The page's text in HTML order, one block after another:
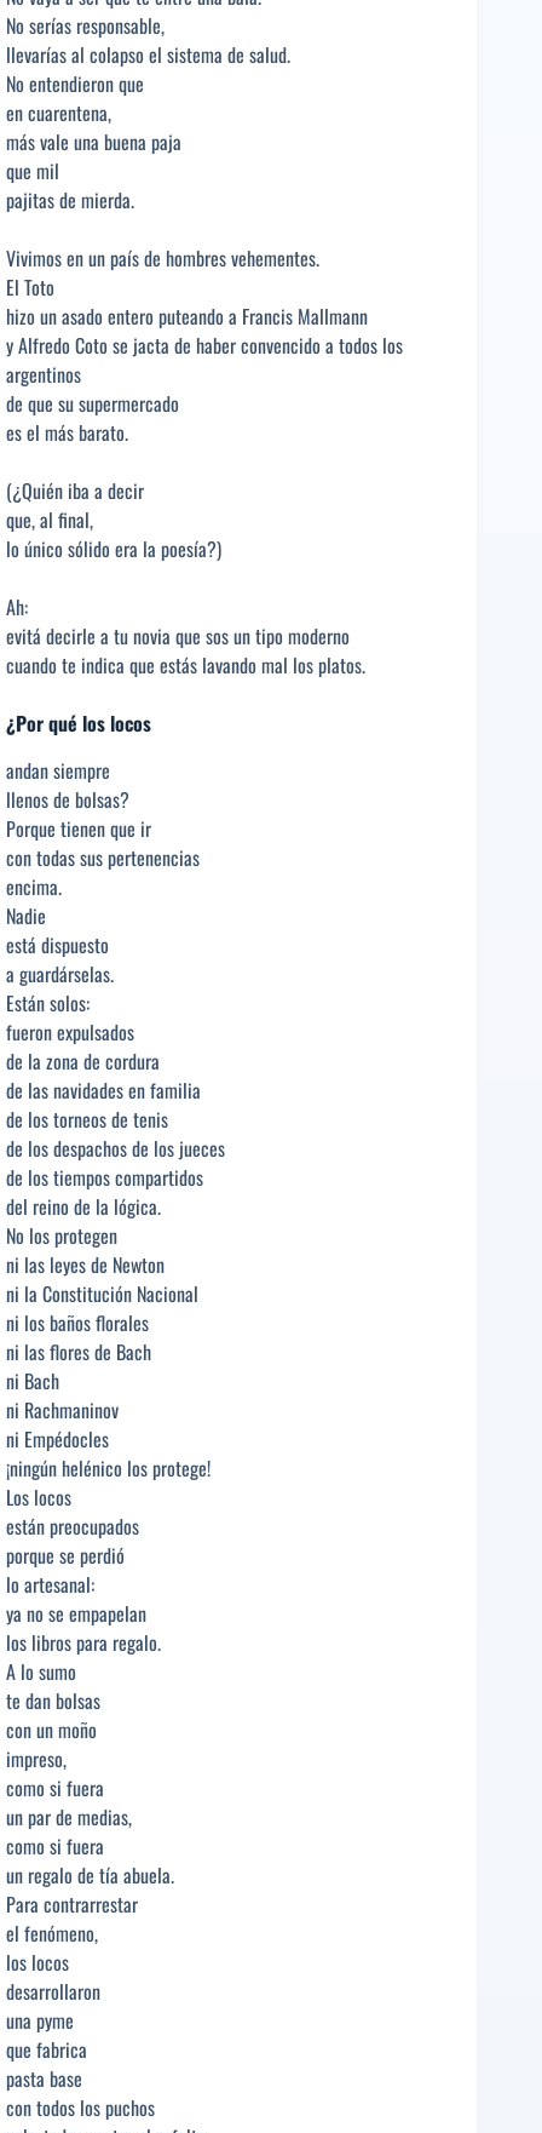
No serías responsable,
llevarías al colapso el sistema de salud.
No entendieron que
en cuarentena,
más vale una buena paja
que mil
pajitas de mierda.
Vivimos en un país de hombres vehementes.
El Toto
hizo un asado entero puteando a Francis Mallmann
y Alfredo Coto se jacta de haber convencido a todos los
argentinos
de que su supermercado
es el más barato.
(¿Quién iba a decir
que, al final,
lo único sólido era la poesía?)
Ah:
evitá decirle a tu novia que sos un tipo moderno
cuando te indica que estás lavando mal los platos.
¿Por qué los locos
andan siempre
llenos de bolsas?
Porque tienen que ir
con todas sus pertenencias
encima.
Nadie
está dispuesto
a guardárselas.
Están solos:
fueron expulsados
de la zona de cordura
de las navidades en familia
de los torneos de tenis
de los despachos de los jueces
de los tiempos compartidos
del reino de la lógica.
No los protegen
ni las leyes de Newton
ni la Constitución Nacional
ni los baños florales
ni las flores de Bach
ni Bach
ni Rachmaninov
ni Empédocles
¡ningún helénico los protege!
Los locos
están preocupados
porque se perdió
lo artesanal:
ya no se empapelan
los libros para regalo.
A lo sumo
te dan bolsas
con un moño
impreso,
como si fuera
un par de medias,
como si fuera
un regalo de tía abuela.
Para contrarrestar
el fenómeno,
los locos
desarrollaron
una pyme
que fabrica
pasta base
con todos los puchos